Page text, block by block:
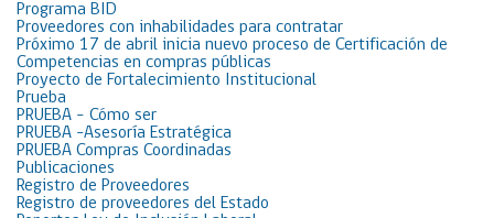
Programa BID
Proveedores con inhabilidades para contratar
Próximo 17 de abril inicia nuevo proceso de Certificación de
Competencias en compras públicas
Proyecto de Fortalecimiento Institucional
Prueba
PRUEBA – Cómo ser
PRUEBA -Asesoría Estratégica
PRUEBA Compras Coordinadas
Publicaciones
Registro de Proveedores
Registro de proveedores del Estado